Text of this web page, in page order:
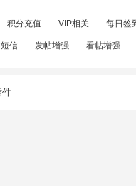
积分充值 VIP相关 每日签
信 发帖增强 看帖增强
件